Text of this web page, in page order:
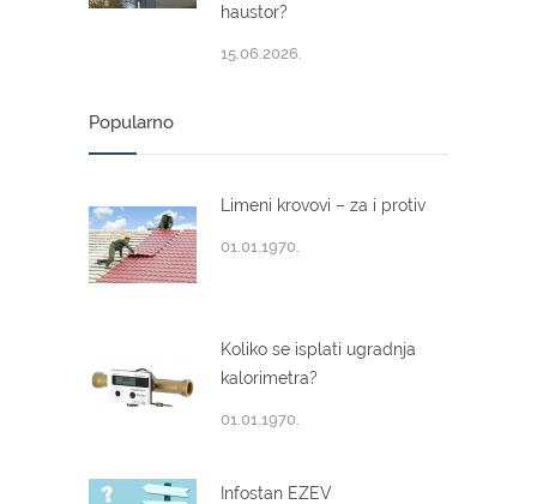
haustor?
15.06.2026.
Popularno
Limeni krovovi – za i protiv
01.01.1970.
Koliko se isplati ugradnja
kalorimetra?
01.01.1970.
Infostan EZEV